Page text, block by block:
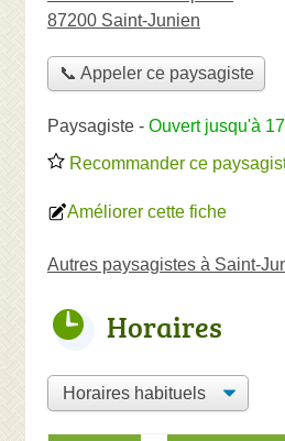
87200 Saint-Junien
📞 Appeler ce paysagiste
Paysagiste - Ouvert jusqu'à
Recommander ce
Améliorer cette fiche
Autres paysagistes à Saint-
Horaires